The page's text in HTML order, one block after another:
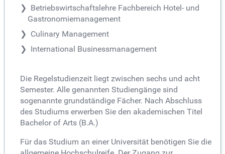
Betriebswirtschaftslehre Fachbereich Hotel- und
Gastronomiemanagement
Culinary Management
International Businessmanagement
Die Regelstudienzeit liegt zwischen sechs und acht
Semester. Alle genannten Studiengänge sind
sogenannte grundständige Fächer. Nach Abschluss
des Studiums erwerben Sie den akademischen Titel
Bachelor of Arts (B.A.)
Für das Studium an einer Universität benötigen Sie die